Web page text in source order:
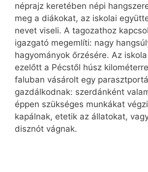
néprajz keretében népi
meg a diákokat, az iskolai
nevet viseli. A tagozathoz
igazgató megemlíti: nagy
hagyományok őrzésére. Az
ezelőtt a Pécstől húsz
faluban vásárolt egy
gazdálkodnak: szerdánként
éppen szükséges munkákat
kapálnak, etetik az állatokat,
disznót vágnak.